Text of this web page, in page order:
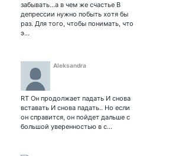
забывать...а в чем же счастье В
депрессии нужно побыть хотя бы
раз. Для того, чтобы понимать, что
э…
Aleksandra
RT Он продолжает падать И снова
вставать И снова падать.. Но если
он справится, он пойдет дальше с
большой уверенностью в с…